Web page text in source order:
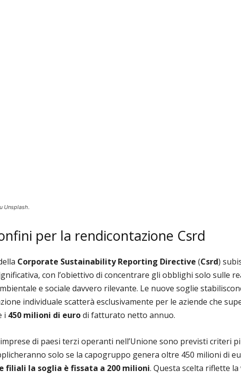
Unsplash.
per la rendicontazione Csrd
Corporate Sustainability Reporting Directive (Csrd)
con l’obiettivo di concentrare gli obblighi solo sulle
e sociale davvero rilevante. Le nuove soglie
individuale scatterà esclusivamente per le aziende che
i 450 milioni di eurodi fatturato netto annuo.
di paesi terzi operanti nell’Unione sono previsti criteri
solo se la capogruppo genera oltre 450 milioni di
filiali la soglia è fissata a 200 milioni. Questa scelta riflette